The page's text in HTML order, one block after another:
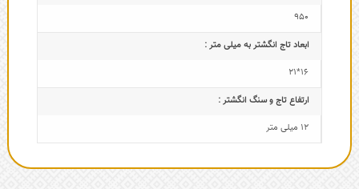
950
ابعاد تاج‌ انگشتر به میلی متر :
16*21
ارتفاع تاج و سنگ انگشتر :
12 میلی متر